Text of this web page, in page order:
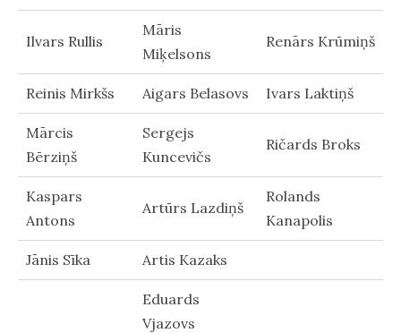
Ilvars Rullis
Māris
Miķelsons
Renārs Krūmiņš
Reinis Mirkšs Aigars Belasovs Ivars Laktiņš
Mārcis
Bērziņš
Sergejs
Kuncevičs
Ričards Broks
Kaspars
Antons
Artūrs Lazdiņš
Rolands
Kanapolis
Jānis Sīka Artis Kazaks
Eduards
Vjazovs